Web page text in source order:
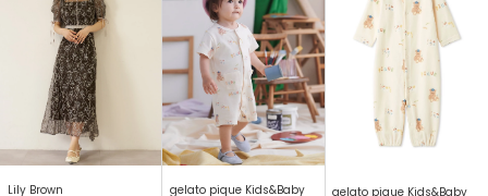
Lily Brown gelato pique Kids&Baby gelato pique Kids&Baby